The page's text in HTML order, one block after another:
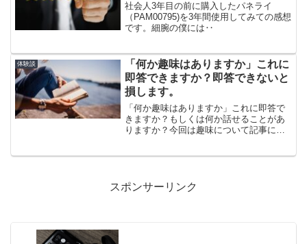
社会人3年目の前に購入したパネライ
（PAM00795)を3年間使用してみての感想
です。細腕の僕には‥
体験談
「何か趣味はありますか」これに
即答できますか？即答できないと
損します。
「何か趣味はありますか」これに即答で
きますか？もしくは何か話せることがあ
りますか？今回は趣味について記事にし
スポンサーリンク